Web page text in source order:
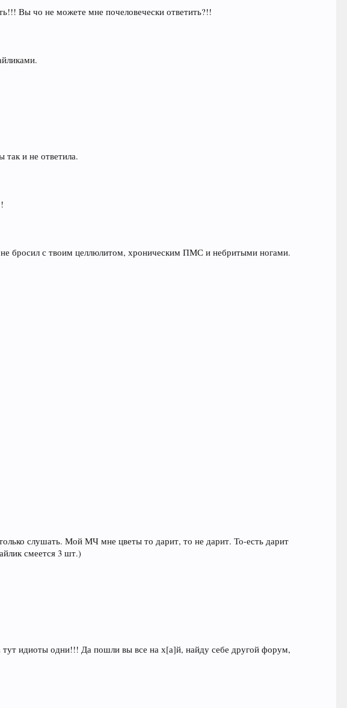
Вы чо не можете мне почеловечески ответить?!!
и не ответила.
бросил с твоим целлюлитом, хроническим ПМС и небритыми ногами.
слушать. Мой МЧ мне цветы то дарит, то не дарит. То-есть дарит
смеется 3 шт.)
идиоты одни!!! Да пошли вы все на х[а]й, найду себе другой форум,